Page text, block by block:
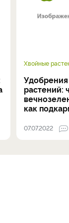
Хвойные
растений:
как
07.07.2022